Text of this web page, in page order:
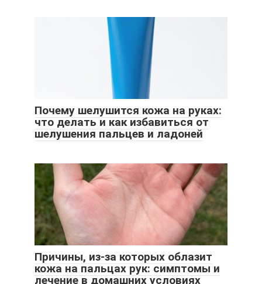
Почему шелушится кожа на руках:
что делать и как избавиться от
шелушения пальцев и ладоней
Причины, из-за которых облазит
кожа на пальцах рук: симптомы и
лечение в домашних условиях